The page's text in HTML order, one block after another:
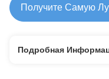
Получите Самую
Подробная